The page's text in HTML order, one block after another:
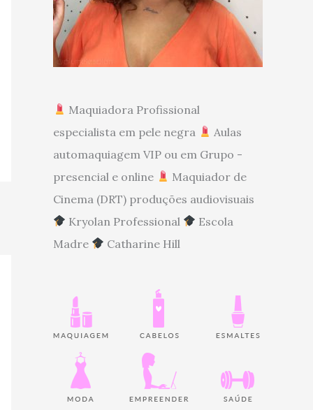
Maquiadora Profissional
especialista em pele negra
Aulas
automaquiagem VIP ou em Grupo -
presencial e online
Maquiador de
Cinema (DRT) produções audiovisuais
Kryolan Professional
Escola
Madre
Catharine Hill